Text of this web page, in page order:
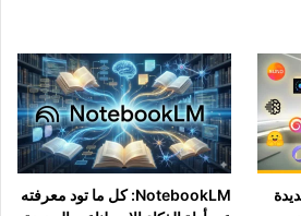
NotebookLM: كل ما تود معرفته